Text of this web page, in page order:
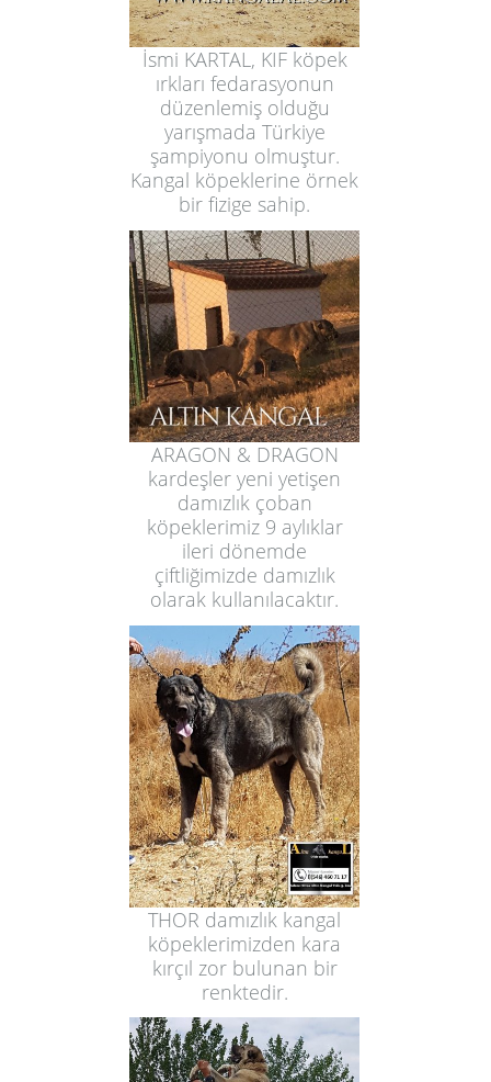
İsmi KARTAL, KIF köpek
ırkları fedarasyonun
düzenlemiş olduğu
yarışmada Türkiye
şampiyonu olmuştur.
Kangal köpeklerine örnek
bir fizige sahip.
ARAGON & DRAGON
kardeşler yeni yetişen
damızlık çoban
köpeklerimiz 9 aylıklar
ileri dönemde
çiftliğimizde damızlık
olarak kullanılacaktır.
THOR damızlık kangal
köpeklerimizden kara
kırçıl zor bulunan bir
renktedir.